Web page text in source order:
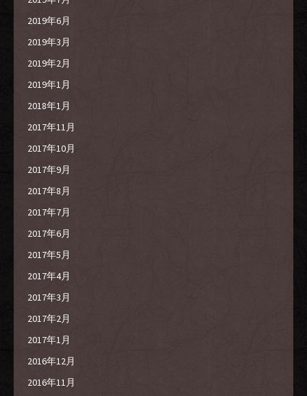
2019年6月
2019年3月
2019年2月
2019年1月
2018年1月
2017年11月
2017年10月
2017年9月
2017年8月
2017年7月
2017年6月
2017年5月
2017年4月
2017年3月
2017年2月
2017年1月
2016年12月
2016年11月